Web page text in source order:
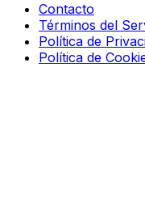
Contacto
Términos del
Política de
Política de